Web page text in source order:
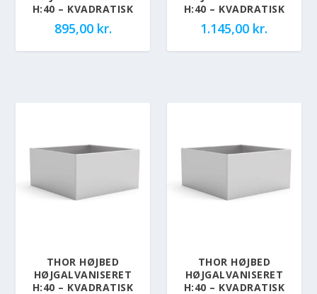
H:40 – KVADRATISK
895,00 kr.
H:40 – KVADRATISK
1.145,00 kr.
THOR HØJBED
HØJGALVANISERET
H:40 – KVADRATISK
THOR HØJBED
HØJGALVANISERET
H:40 – KVADRATISK